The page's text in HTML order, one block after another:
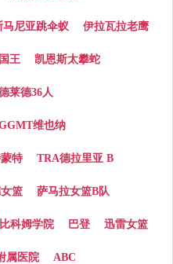
马尼亚跳伞蚁 伊拉瓦拉老鹰
王 凯恩斯太攀蛇
莱德36人
维也纳
特 TRA德拉里亚 B
篮 萨马拉女篮B队
科姆学院 巴登 迅雷女篮
属医院 ABC